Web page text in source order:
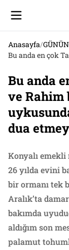
Anasayfa/
Bu anda
ve Rahim
dua
Konyalı
26 yılda evini
bir ormanı tek
Aralık’ta
bakımda
aldığım son
palamut